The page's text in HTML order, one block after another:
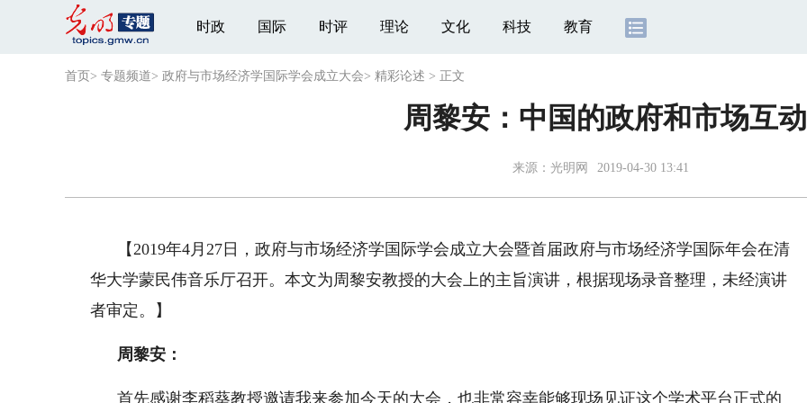
时政 国际 时评 理论 文化 科技 教育
首页 > 专题频道> 政府与市场经济学国际学会成立大会> 精彩论述 > 正文
周黎安：中国的政府和市场互动
来源： 光明网 2019-04-30 13:41
【2019年4月27日，政府与市场经济学国际学会成立大会暨首届政府与市场经济学国际年会在清
华大学蒙民伟音乐厅召开。本文为周黎安教授的大会上的主旨演讲，根据现场录音整理，未经演讲
者审定。】
周黎安：
首先感谢李稻葵教授邀请我来参加今天的大会，也非常容幸能够现场见证这个学术平台正式的